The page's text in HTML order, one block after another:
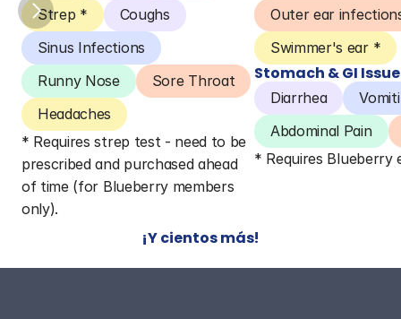
Strep *
Coughs
Sinus Infections
Runny Nose
Sore Throat
Headaches
* Requires strep test - need to be
prescribed and purchased ahead
of time (for Blueberry members
only).
Outer ear
Swimmer's ear *
Stomach & GI
Diarrhea
Abdominal Pain
* Requires Blueberry
¡Y cientos más!